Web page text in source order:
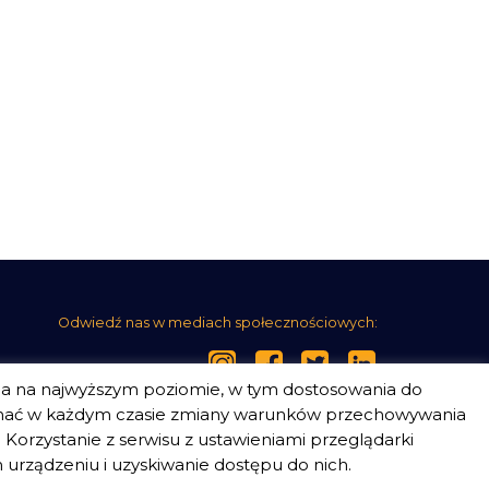
Odwiedź nas w mediach społecznościowych:
najwyższym poziomie, w tym dostosowania do
w każdym czasie zmiany warunków przechowywania
z serwisu z ustawieniami przeglądarki
i uzyskiwanie dostępu do nich.